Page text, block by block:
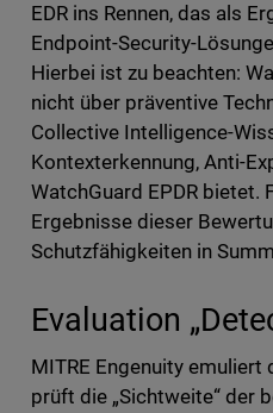
EDR ins Rennen, das als
Endpoint-Security-
Hierbei ist zu beachten:
nicht über präventive
Collective Intelligence-
Kontexterkennung, Anti-
WatchGuard EPDR bietet.
Ergebnisse dieser
Schutzfähigkeiten in
Evaluation
MITRE Engenuity
prüft die „Sichtweite“ der